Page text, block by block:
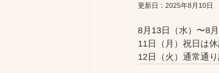
更新日： 2025年8月10日
8月13日（水）〜8
11日（月）祝日は
12日（火）通常通